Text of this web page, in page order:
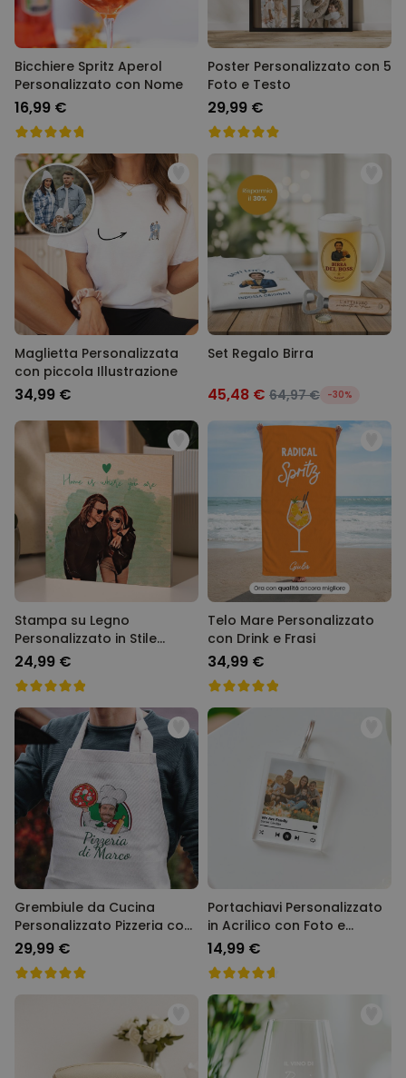
Bicchiere Spritz Aperol
Personalizzato con Nome
16,99 €
Poster Personalizzato con 5
Foto e Testo
29,99 €
Maglietta Personalizzata
con piccola Illustrazione
34,99 €
Set Regalo Birra
45,48 € 64,97 € -30%
Stampa su Legno
Personalizzato in Stile
Fumetto
24,99 €
Telo Mare Personalizzato
con Drink e Frasi
34,99 €
Grembiule da Cucina
Personalizzato Pizzeria con
Viso
29,99 €
Portachiavi Personalizzato
in Acrilico con Foto e
Canzone
14,99 €